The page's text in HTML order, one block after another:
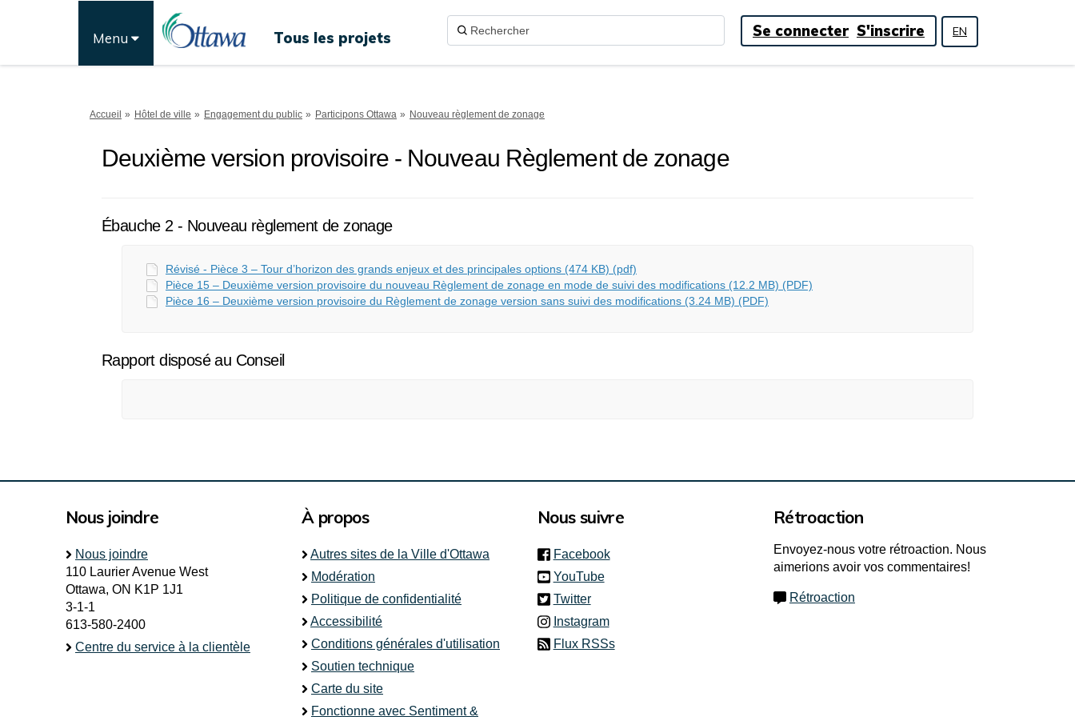
Menu EN
Tous les projets Se connecter S'inscrire
Vous êtes ici:
Accueil Hôtel de ville Engagement du public Participons Ottawa Nouveau règlement de zonage
Deuxième version provisoire - Nouveau Règlement de zonage
Ébauche 2 - Nouveau règlement de zonage
Révisé - Pièce 3 – Tour d’horizon des grands enjeux et des principales options (474 KB) (pdf)
Pièce 15 – Deuxième version provisoire du nouveau Règlement de zonage en mode de suivi des modifications (12.2 MB) (PDF)
Pièce 16 – Deuxième version provisoire du Règlement de zonage version sans suivi des modifications (3.24 MB) (PDF)
Rapport disposé au Conseil
Nous joindre
Nous joindre
110 Laurier Avenue West
Ottawa, ON K1P 1J1
3-1-1
613-580-2400
Centre du service à la clientèle
À propos
Autres sites de la Ville d'Ottawa
Modération
Politique de confidentialité
Accessibilité
Conditions générales d'utilisation
Soutien technique
Carte du site
Fonctionne avec Sentiment &
Nous suivre
Facebook(link is external)
YouTube
Twitter(link is external)
Instagram
Flux RSSs
Rétroaction
Envoyez-nous votre rétroaction. Nous
aimerions avoir vos commentaires!
Rétroaction